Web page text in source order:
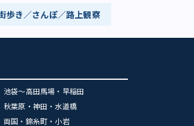
歩き／さんぽ／路上観察
池袋～高田馬場・早稲田
秋葉原・神田・水道橋
両国・錦糸町・小岩